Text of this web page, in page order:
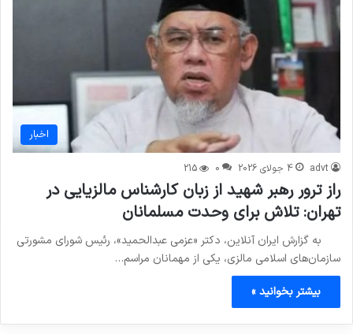
اخبار
advt 4 جولای 2026 0
215
راز ترور رهبر شهید از زبان کارشناس مالزیایی در
تهران: تلاش برای وحدت مسلمانان
به گزارش ایران آنلاین، دکتر «عزمی عبدالحمید»، رئیس شورای مشورتی
سازمان‌های اسلامی مالزی، یکی از مهمانان مراسم…
بیشتر بخوانید »